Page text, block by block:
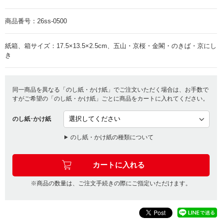
商品番号： 26ss-0500
紙箱、箱サイズ：17.5×13.5×2.5cm、五山・京桜・金閣・のきば・京にし
き
同一商品を異なる「のし紙・かけ紙」でご注文いただく場合は、お手数で
すがご希望の「のし紙・かけ紙」ごとに商品をカートに入れてください。
のし紙･かけ紙
のし紙・かけ紙の種類について
※商品の数量は、ご注文手続きの際にご指定いただけます。